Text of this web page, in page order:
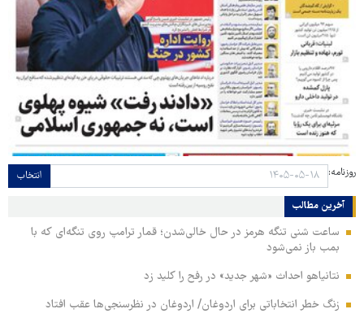
روزنامه: انتخاب
آخرین مطالب
ساعت شنی تنگه هرمز در حال خالی‌شدن؛ قمار ترامپ روی تنگه‌ای که با
بمب باز نمی‌شود
نتانیاهو احداث «شهر جدید» در رفح را کلید زد
زنگ خطر انتخاباتی برای اردوغان/ اردوغان در نظرسنجی‌ها عقب افتاد